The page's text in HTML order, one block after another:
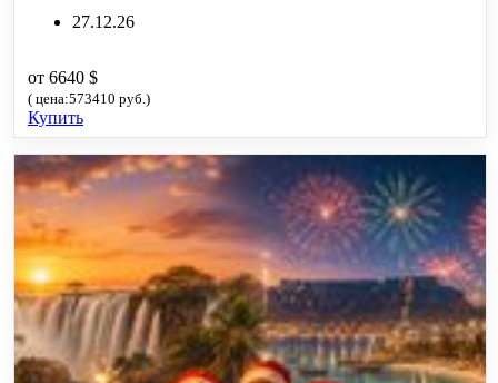
27.12.26
от 6640 $
( цена:573410 руб.)
Купить